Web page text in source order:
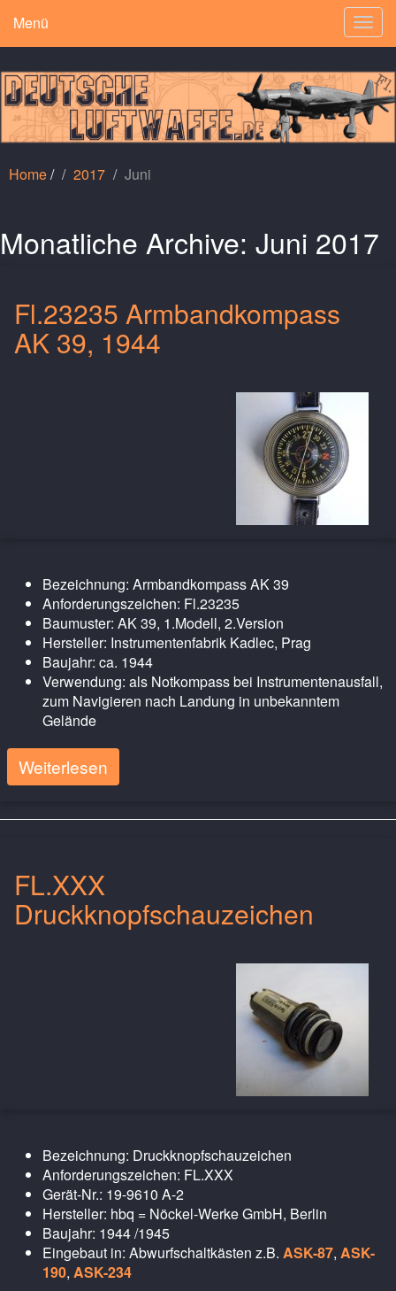
Menü
Home/ 2017 Juni
Monatliche Archive: Juni 2017
Fl.23235 Armbandkompass
AK 39, 1944
Bezeichnung: Armbandkompass AK 39
Anforderungszeichen: Fl.23235
Baumuster: AK 39, 1.Modell, 2.Version
Hersteller: Instrumentenfabrik Kadlec, Prag
Baujahr: ca. 1944
Verwendung: als Notkompass bei Instrumentenausfall,
zum Navigieren nach Landung in unbekanntem
Gelände
Weiterlesen
FL.XXX
Druckknopfschauzeichen
Bezeichnung: Druckknopfschauzeichen
Anforderungszeichen: FL.XXX
Gerät-Nr.: 19-9610 A-2
Hersteller: hbq = Nöckel-Werke GmbH, Berlin
Baujahr: 1944 /1945
Eingebaut in: Abwurfschaltkästen z.B. ASK-87, ASK-
190, ASK-234